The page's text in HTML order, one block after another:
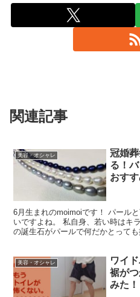
関連記事
美容・オシャレ
冠婚
る！
おすす
6月生まれのmoimoiです！ パール
いですよね。 私自身、若い時はキ
の誕生石がパールで何だかとって
美容・オシャレ
ワイ
裾が
みた！